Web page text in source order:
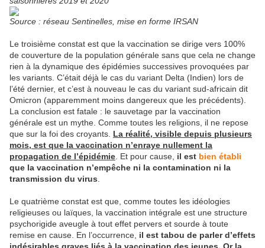
Source : réseau Sentinelles, mise en forme IRSAN
Le troisième constat est que la vaccination se dirige vers 100%
de couverture de la population générale sans que cela ne change
rien à la dynamique des épidémies successives provoquées par
les variants. C’était déjà le cas du variant Delta (Indien) lors de
l’été dernier, et c’est à nouveau le cas du variant sud-africain dit
Omicron (apparemment moins dangereux que les précédents).
La conclusion est fatale : le sauvetage par la vaccination
générale est un mythe. Comme toutes les religions, il ne repose
que sur la foi des croyants. La réalité, visible depuis plusieurs
mois, est que la vaccination n’enraye nullement la
propagation de l’épidémie . Et pour cause, il est bien établi
que la vaccination n’empêche ni la contamination ni la
transmission du virus
Le quatrième constat est que, comme toutes les idéologies
religieuses ou laïques, la vaccination intégrale est une structure
psychorigide aveugle à tout effet pervers et sourde à toute
remise en cause. En l’occurrence, il est tabou de parler d’effets